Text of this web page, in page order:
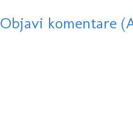
Objavi komentare